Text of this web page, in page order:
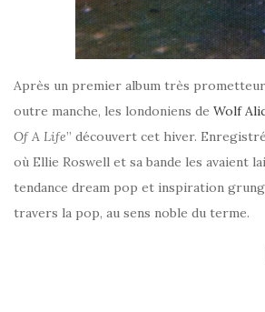
Après un premier album très prometteur
outre manche, les londoniens de Wolf
Of A Life” découvert cet hiver.
où Ellie Roswell et sa bande les avaient
tendance dream pop et inspiration
travers la pop, au sens noble du terme.